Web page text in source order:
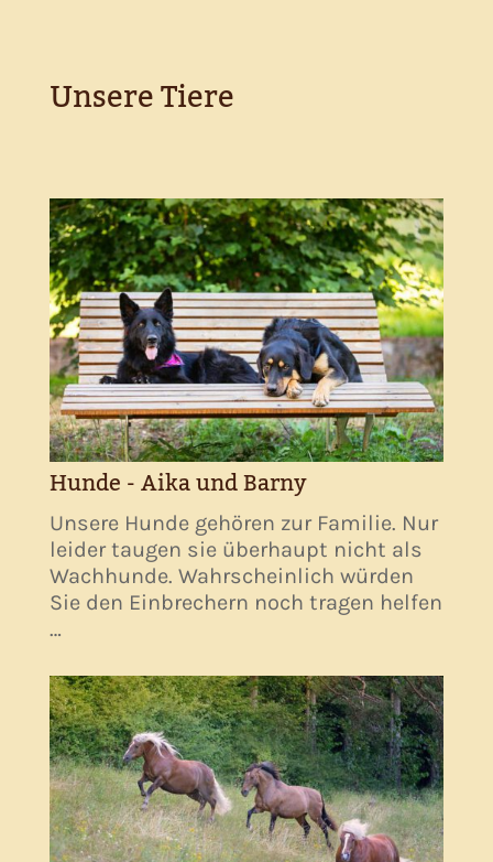
Unsere Tiere
Hunde - Aika und Barny
Unsere Hunde gehören zur Familie. Nur
leider taugen sie überhaupt nicht als
Wachhunde. Wahrscheinlich würden
Sie den Einbrechern noch tragen helfen
…